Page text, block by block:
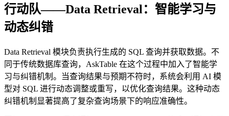
行动队——Data Retrieval：智能学习与
动态纠错
Data Retrieval 模块负责执行生成的 SQL 查询并获取数据。不
同于传统数据库查询，AskTable 在这个过程中加入了智能学
习与纠错机制。当查询结果与预期不符时，系统会利用 AI 模
型对 SQL 进行动态调整或重写，以优化查询结果。这种动态
纠错机制显著提高了复杂查询场景下的响应准确性。